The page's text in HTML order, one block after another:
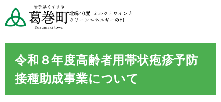
令和８年度高齢者用帯状疱疹予防
接種助成事業について